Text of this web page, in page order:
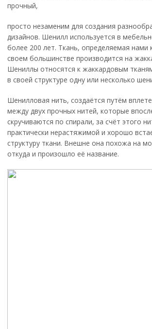
прочный,
просто незаменим для создания
дизайнов. Шенилл используется в
более 200 лет. Ткань, определяемая нами
своем большинстве производится на
Шениллы относятся к жаккардовым
в своей структуре одну или несколько
Шенилловая нить, создаётся путём
между двух прочных нитей, которые
скручиваются по спирали, за счёт этого
практически нерастяжимой и хорошо
структуру ткани. Внешне она похожа на
откуда и произошло её название.